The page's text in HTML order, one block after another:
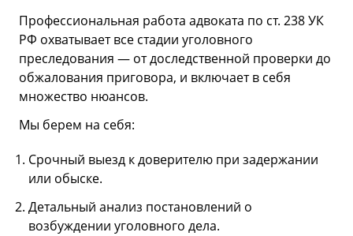
Профессиональная работа адвоката по ст. 238 УК
РФ охватывает все стадии уголовного
преследования — от доследственной проверки до
обжалования приговора, и включает в себя
множество нюансов.
Мы берем на себя:
Срочный выезд к доверителю при задержании
или обыске.
Детальный анализ постановлений о
возбуждении уголовного дела.